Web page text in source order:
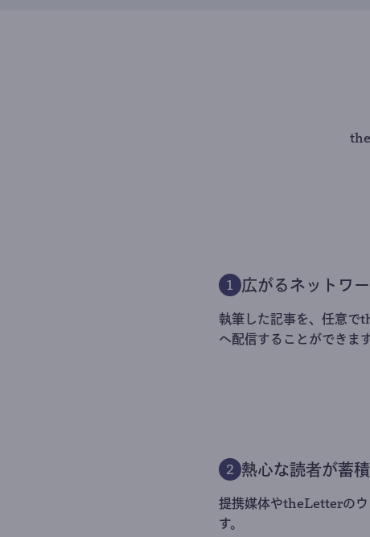
1 広がるネットワ
執筆した記事を、任意で
へ配信することができます
2 熱心な読者が蓄積
提携媒体やtheLetterのウ
す。